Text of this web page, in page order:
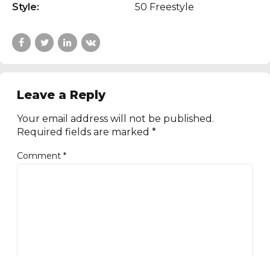
Style:
50 Freestyle
Leave a Reply
Your email address will not be published.
Required fields are marked *
Comment *